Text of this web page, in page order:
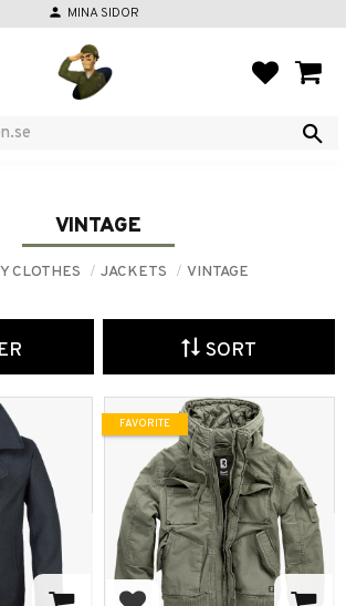
person MINA SIDOR
VINTAGE
CLOTHES JACKETS VINTAGE
SORT
FAVORITE